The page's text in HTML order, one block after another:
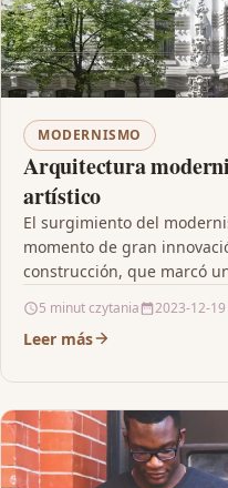
MODERNISMO
Arquitectura
artístico
El surgimiento del
momento de gran
construcción, que marcó
5 minut czytania 2023-12-19
Leer más